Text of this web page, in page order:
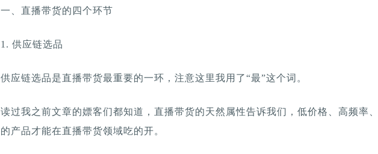
一、直播带货的四个环节
1. 供应链选品
供应链选品是直播带货最重要的一环，注意这里我用了“最”这个词。
读过我之前文章的嫖客们都知道，直播带货的天然属性告诉我们，低价格、高频率
的产品才能在直播带货领域吃的开。